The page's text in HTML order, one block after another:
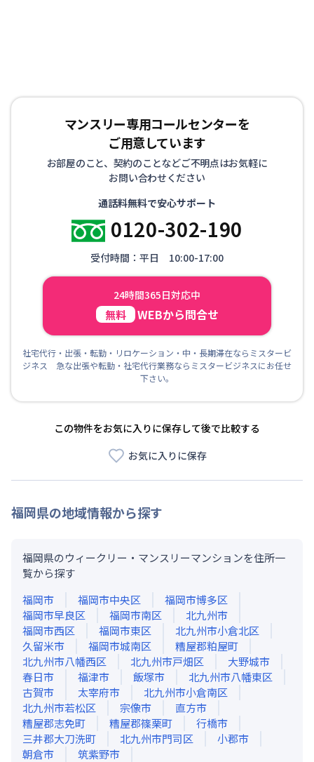
マンスリー専用コールセンターを
ご用意しています
お部屋のこと、契約のことなどご不明点はお気軽に
お問い合わせください
通話料無料で安心サポート
0120-302-190
受付時間：平日 10:00-17:00
24時間365日対応中
無料 WEBから問合せ
社宅代行・出張・転勤・リロケーション・中・長期滞在ならミスタービ
ジネス 急な出張や転勤・社宅代行業務ならミスタービジネスにお任せ
下さい。
この物件をお気に入りに保存して後で比較する
お気に入りに保存
福岡県の地域情報から探す
福岡県のウィークリー・マンスリーマンションを住所一
覧から探す
福岡市
福岡市中央区
福岡市博多区
福岡市早良区
福岡市南区
北九州市
福岡市西区
福岡市東区
北九州市小倉北区
久留米市
福岡市城南区
糟屋郡粕屋町
北九州市八幡西区
北九州市戸畑区
大野城市
春日市
福津市 飯塚市
北九州市八幡東区
古賀市
太宰府市
北九州市小倉南区
北九州市若松区
宗像市
直方市
糟屋郡志免町
糟屋郡篠栗町
行橋市
三井郡大刀洗町
北九州市門司区
小郡市
朝倉市
筑紫野市